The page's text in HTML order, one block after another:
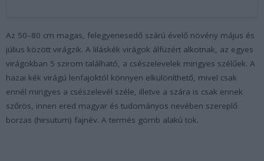
Az 50–80 cm magas, felegyenesedő szárú évelő növény május és
július között virágzik. A liláskék virágok álfüzért alkotnak, az egyes
virágokban 5 szirom található, a csészelevelek mirigyes szélűek. A
hazai kék virágú lenfajoktól könnyen elkülöníthető, mivel csak
ennél mirigyes a csészelevél széle, illetve a szára is csak ennek
szőrös, innen ered magyar és tudományos nevében szereplő
borzas (hirsutum) fajnév. A termés gömb alakú tok.